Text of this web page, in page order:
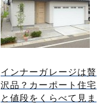
インナーガレージは贅
沢品？カーポート住宅
と値段をくらべて見ま